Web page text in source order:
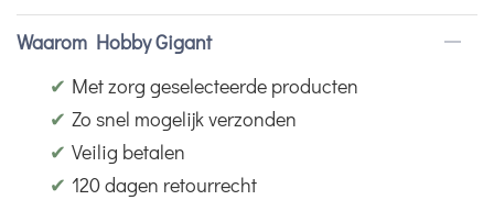
Waarom Hobby Gigant
✔ Met zorg geselecteerde producten
✔ Zo snel mogelijk verzonden
✔ Veilig betalen
✔ 120 dagen retourrecht